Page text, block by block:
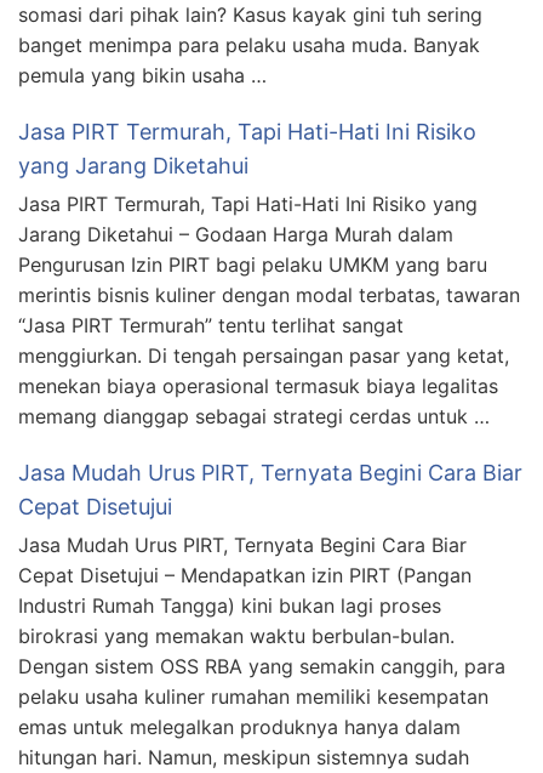
somasi dari pihak lain? Kasus kayak gini tuh sering
banget menimpa para pelaku usaha muda. Banyak
pemula yang bikin usaha …
Jasa PIRT Termurah, Tapi Hati-Hati Ini Risiko
yang Jarang Diketahui
Jasa PIRT Termurah, Tapi Hati-Hati Ini Risiko yang
Jarang Diketahui – Godaan Harga Murah dalam
Pengurusan Izin PIRT bagi pelaku UMKM yang baru
merintis bisnis kuliner dengan modal terbatas, tawaran
“Jasa PIRT Termurah” tentu terlihat sangat
menggiurkan. Di tengah persaingan pasar yang ketat,
menekan biaya operasional termasuk biaya legalitas
memang dianggap sebagai strategi cerdas untuk …
Jasa Mudah Urus PIRT, Ternyata Begini Cara Biar
Cepat Disetujui
Jasa Mudah Urus PIRT, Ternyata Begini Cara Biar
Cepat Disetujui – Mendapatkan izin PIRT (Pangan
Industri Rumah Tangga) kini bukan lagi proses
birokrasi yang memakan waktu berbulan-bulan.
Dengan sistem OSS RBA yang semakin canggih, para
pelaku usaha kuliner rumahan memiliki kesempatan
emas untuk melegalkan produknya hanya dalam
hitungan hari. Namun, meskipun sistemnya sudah